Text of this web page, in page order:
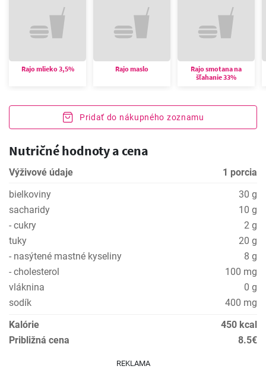
Rajo mlieko 3,5% Rajo maslo
Rajo smotana na
šľahanie 33%
Pridať do nákupného zoznamu
Nutričné hodnoty a cena
Výživové údaje
1 porcia
bielkoviny
30 g
sacharidy
10 g
- cukry
2 g
tuky
20 g
- nasýtené mastné kyseliny
8 g
- cholesterol
100 mg
vláknina
0 g
sodík
400 mg
Kalórie
450 kcal
Približná cena
8.5€
REKLAMA